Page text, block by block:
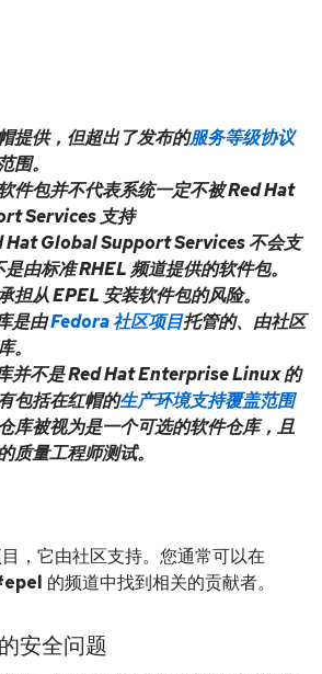
提供，但超出了发布的服务等级协议
围。
件包并不代表系统一定不被 Red Hat
Services 支持
Hat Global Support Services 不会支
由标准 RHEL 频道提供的软件包。
担从 EPEL 安装软件包的风险。
是由Fedora 社区项目托管的、由社区
。
并不是 Red Hat Enterprise Linux 的
包括在红帽的生产环境支持覆盖范围
库被视为是一个可选的软件仓库，且
质量工程师测试。
，它由社区支持。您通常可以在
的频道中找到相关的贡献者。
安全问题